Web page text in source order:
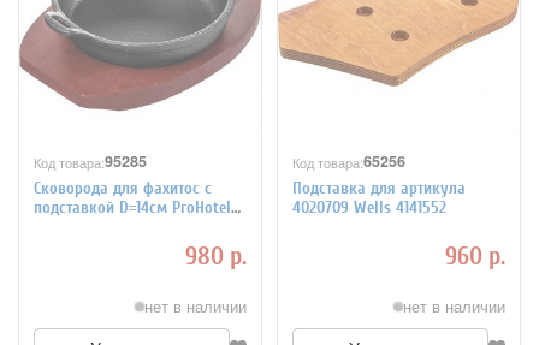
Код товара:95285
Сковорода для фахитос с
подставкой D=14см ProHotel
980 р.
нет в наличии
Код товара:65256
Подставка для артикула
4020709 Wells 4141552
960 р.
нет в наличии